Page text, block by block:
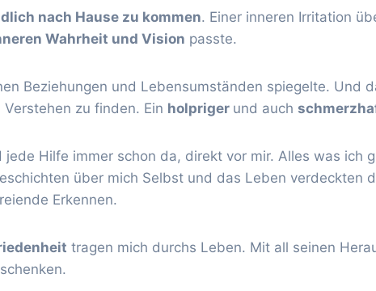
nach Hause zu kommen. Einer inneren Irritation
Wahrheit und Vision passte.
Beziehungen und Lebensumständen spiegelte. Und
zu finden. Ein holpriger und auch
Hilfe immer schon da, direkt vor mir. Alles was ich
über mich Selbst und das Leben verdeckten
Erkennen.
tragen mich durchs Leben. Mit all seinen